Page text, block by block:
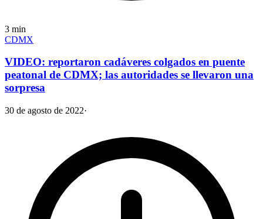
3 min
CDMX
VIDEO: reportaron cadáveres colgados en puente
peatonal de CDMX; las autoridades se llevaron una
sorpresa
30 de agosto de 2022·